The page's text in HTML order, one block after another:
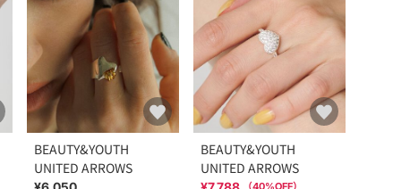
BEAUTY&YOUTH
UNITED ARROWS
BEAUTY&YOUTH
UNITED ARROWS